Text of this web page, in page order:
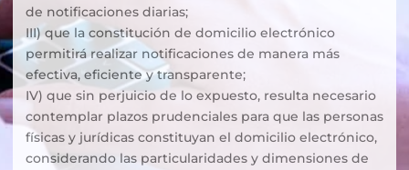
de notificaciones diarias;
III) que la constitución de domicilio electrónico
permitirá realizar notificaciones de manera más
efectiva, eficiente y transparente;
IV) que sin perjuicio de lo expuesto, resulta necesario
contemplar plazos prudenciales para que las personas
físicas y jurídicas constituyan el domicilio electrónico,
considerando las particularidades y dimensiones de